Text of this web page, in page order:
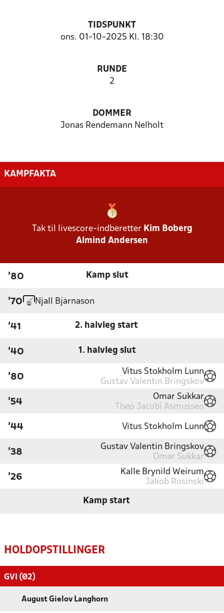
TIDSPUNKT
ons. 01-10-2025 Kl. 18:30
RUNDE
2
DOMMER
Jonas Rendemann Nelholt
KAMPFAKTA
Tak til livescore-indberetter Kim Boberg
Almind Andersen
'80 Kamp slut
'70 Njall Bjarnason
'41 2. halvleg start
'40 1. halvleg slut
'80
Vitus Stokholm Lunn
Gustav Valentin Bringskov
'54
Omar Sukkar
Theo Jacobi Asmussen
'44 Vitus Stokholm Lunn
'38
Gustav Valentin Bringskov
Omar Sukkar
'26
Kalle Brynild Weirum
Jakob Rosinski
Kamp start
HOLDOPSTILLINGER
GVI (Ø2)
August Gielov Langhorn